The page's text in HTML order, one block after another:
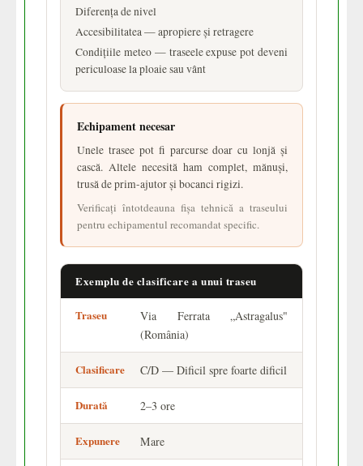
Diferența de nivel
Accesibilitatea — apropiere și retragere
Condițiile meteo — traseele expuse pot deveni
periculoase la ploaie sau vânt
Echipament necesar
Unele trasee pot fi parcurse doar cu lonjă și
cască. Altele necesită ham complet, mănuși,
trusă de prim-ajutor și bocanci rigizi.
Verificați întotdeauna fișa tehnică a traseului
pentru echipamentul recomandat specific.
Exemplu de clasificare a unui traseu
Traseu
Via Ferrata „Astragalus"
(România)
Clasificare C/D — Dificil spre foarte dificil
Durată 2–3 ore
Expunere Mare